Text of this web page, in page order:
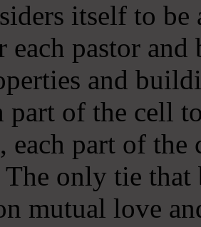
itself to be
each pastor
and
part of the cell
each part of
only tie that
mutual love